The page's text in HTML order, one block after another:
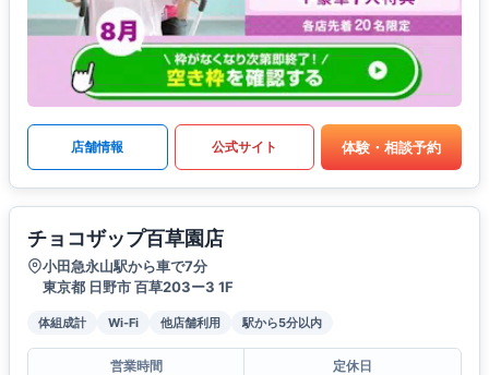
店舗情報 公式サイト 体験・相談予約
チョコザップ百草園店
小田急永山駅から車で7分
東京都 日野市 百草203ー3 1F
体組成計 Wi-Fi 他店舗利用 駅から5分以内
営業時間 定休日